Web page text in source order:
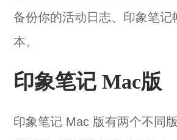
备份你的活动日志、 印象笔记
本。
印象笔记 Mac版
印象笔记 Mac 版有两个不同